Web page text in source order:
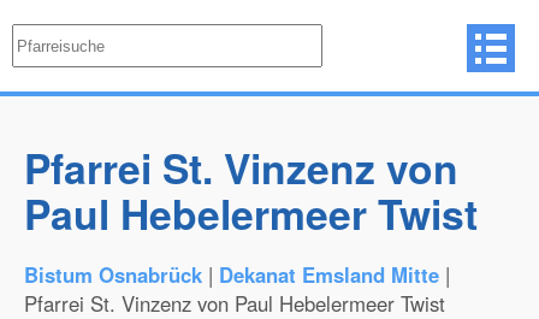
Pfarrei St. Vinzenz von
Paul Hebelermeer Twist
Bistum Osnabrück | Dekanat Emsland Mitte |
Pfarrei St. Vinzenz von Paul Hebelermeer Twist